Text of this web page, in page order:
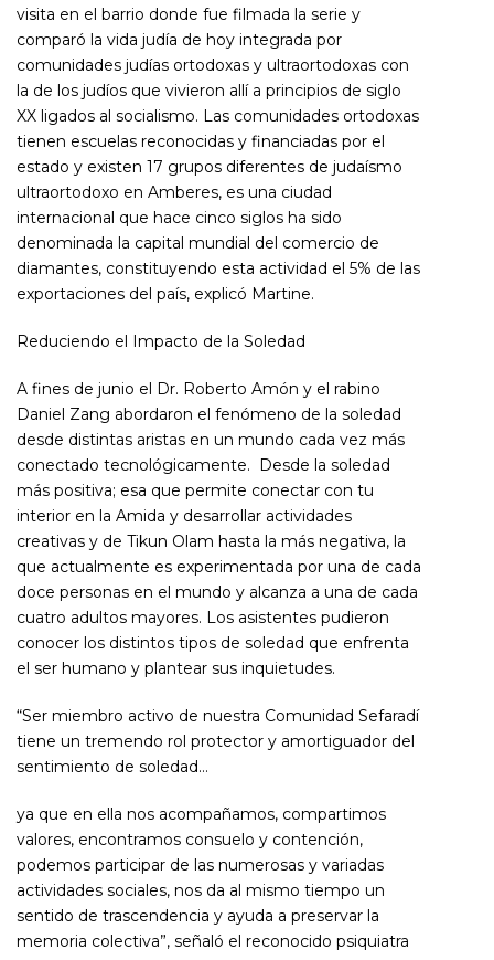
visita en el barrio donde fue filmada la serie y
comparó la vida judía de hoy integrada por
comunidades judías ortodoxas y ultraortodoxas con
la de los judíos que vivieron allí a principios de siglo
XX ligados al socialismo. Las comunidades ortodoxas
tienen escuelas reconocidas y financiadas por el
estado y existen 17 grupos diferentes de judaísmo
ultraortodoxo en Amberes, es una ciudad
internacional que hace cinco siglos ha sido
denominada la capital mundial del comercio de
diamantes, constituyendo esta actividad el 5% de las
exportaciones del país, explicó Martine.
Reduciendo el Impacto de la Soledad
A fines de junio el Dr. Roberto Amón y el rabino
Daniel Zang abordaron el fenómeno de la soledad
desde distintas aristas en un mundo cada vez más
conectado tecnológicamente. Desde la soledad
más positiva; esa que permite conectar con tu
interior en la Amida y desarrollar actividades
creativas y de Tikun Olam hasta la más negativa, la
que actualmente es experimentada por una de cada
doce personas en el mundo y alcanza a una de cada
cuatro adultos mayores. Los asistentes pudieron
conocer los distintos tipos de soledad que enfrenta
el ser humano y plantear sus inquietudes.
“Ser miembro activo de nuestra Comunidad Sefaradí
tiene un tremendo rol protector y amortiguador del
sentimiento de soledad…
ya que en ella nos acompañamos, compartimos
valores, encontramos consuelo y contención,
podemos participar de las numerosas y variadas
actividades sociales, nos da al mismo tiempo un
sentido de trascendencia y ayuda a preservar la
memoria colectiva”, señaló el reconocido psiquiatra